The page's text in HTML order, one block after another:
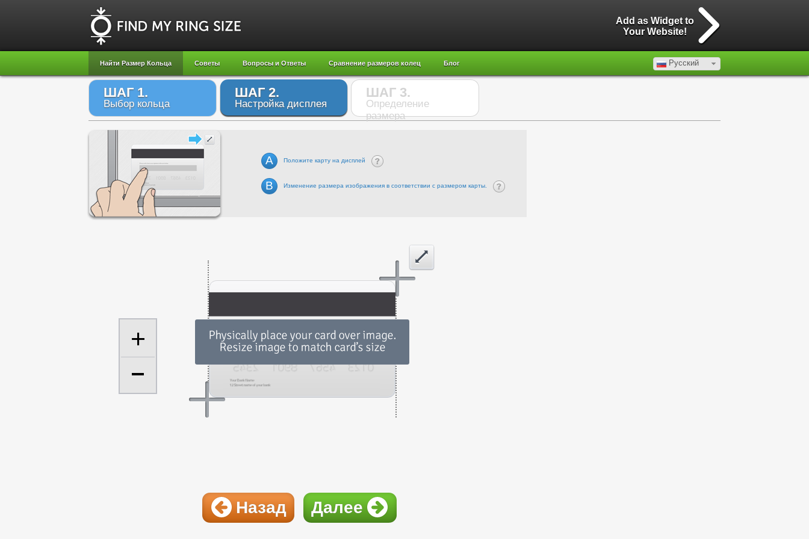
Add as Widget to
Your Website!
Найти Размер Кольца Советы Вопросы и Ответы Сравнение размеров колец Блог Русский
ШАГ 1.
Выбор кольца
ШАГ 2.
Настройка дисплея
ШАГ 3.
Определение
размера
A Положите карту на дисплей
B Изменение размера изображения в соответствии с размером карты.
+
Назад Далее